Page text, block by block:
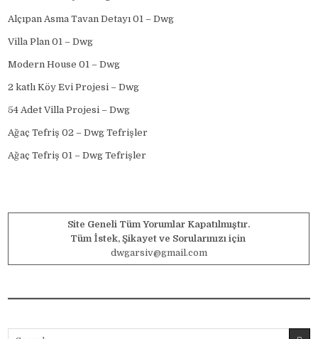
Alçıpan Asma Tavan Detayı 01 – Dwg
Villa Plan 01 – Dwg
Modern House 01 – Dwg
2 katlı Köy Evi Projesi – Dwg
54 Adet Villa Projesi – Dwg
Ağaç Tefriş 02 – Dwg Tefrişler
Ağaç Tefriş 01 – Dwg Tefrişler
Site Geneli Tüm Yorumlar Kapatılmıştır.
Tüm İstek, Şikayet ve Sorularınızı için
dwgarsiv@gmail.com